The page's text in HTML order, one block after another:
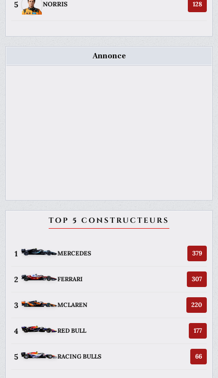
5 NORRIS 128
Annonce
TOP 5 CONSTRUCTEURS
1 MERCEDES 379
2 FERRARI 307
3 MCLAREN 220
4 RED BULL 177
5 RACING BULLS 66